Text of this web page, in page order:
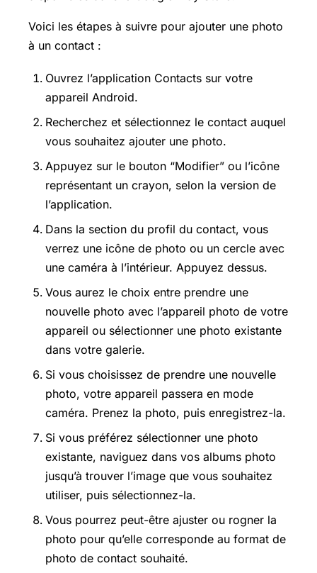
Voici les étapes à suivre pour ajouter une photo
à un contact :
Ouvrez l’application Contacts sur votre
appareil Android.
Recherchez et sélectionnez le contact auquel
vous souhaitez ajouter une photo.
Appuyez sur le bouton “Modifier” ou l’icône
représentant un crayon, selon la version de
l’application.
Dans la section du profil du contact, vous
verrez une icône de photo ou un cercle avec
une caméra à l’intérieur. Appuyez dessus.
Vous aurez le choix entre prendre une
nouvelle photo avec l’appareil photo de votre
appareil ou sélectionner une photo existante
dans votre galerie.
Si vous choisissez de prendre une nouvelle
photo, votre appareil passera en mode
caméra. Prenez la photo, puis enregistrez-la.
Si vous préférez sélectionner une photo
existante, naviguez dans vos albums photo
jusqu’à trouver l’image que vous souhaitez
utiliser, puis sélectionnez-la.
Vous pourrez peut-être ajuster ou rogner la
photo pour qu’elle corresponde au format de
photo de contact souhaité.